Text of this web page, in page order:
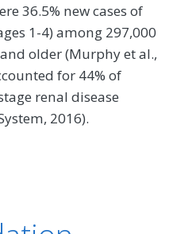
36.5% new cases of
1-4) among 297,000
older (Murphy et al.,
for 44% of
renal disease
2016).